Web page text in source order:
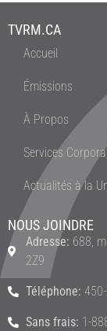
TVRM.CA
Accueil
Émissions
À Propos
Services
Actualités à la
NOUS JOINDRE
Adresse: 688,
2Z9
Téléphone:
Sans frais: 1-